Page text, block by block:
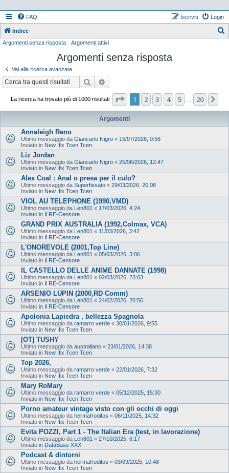
FAQ Login
Iscriviti
Indice
Argomenti senza risposta Argomenti attivi
Argomenti senza risposta
Vai alla ricerca avanzata
Cerca
La ricerca ha trovato più di 1000 risultati Pagina di 20
1 2 3 4 5 20
Argomenti
Annaleigh Reno
Ultimo messaggio da Giancarlo Nigro « 15/07/2026, 0:56
Inviato in New Ifix Tcen Tcen
Liz Jordan
Ultimo messaggio da Giancarlo Nigro « 25/06/2026, 12:47
Inviato in New Ifix Tcen Tcen
Alex Coal : Anal o presa per il culo?
Ultimo messaggio da Superfissato « 29/03/2026, 20:08
Inviato in New Ifix Tcen Tcen
VIOL AU TELEPHONE (1990,VMD)
Ultimo messaggio da Len801 « 17/03/2026, 4:24
Inviato in Il RE-Censore
GRAND PRIX AUSTRALIA (1992,Colmax, VCA)
Ultimo messaggio da Len801 « 11/03/2026, 3:42
Inviato in Il RE-Censore
L'ONOREVOLE (2001,Top Line)
Ultimo messaggio da Len801 « 05/03/2026, 3:06
Inviato in Il RE-Censore
IL CASTELLO DELLE ANIME DANNATE (1998)
Ultimo messaggio da Len801 « 02/03/2026, 23:03
Inviato in Il RE-Censore
ARSENIO LUPIN (2000,RD Comm)
Ultimo messaggio da Len801 « 24/02/2026, 20:56
Inviato in Il RE-Censore
Apolonia Lapiedra , bellezza Spagnola
Ultimo messaggio da ramarro verde « 30/01/2026, 9:55
Inviato in New Ifix Tcen Tcen
[OT] TUSHY
Ultimo messaggio da australiano « 23/01/2026, 14:38
Inviato in New Ifix Tcen Tcen
Top 2026,
Ultimo messaggio da ramarro verde « 22/01/2026, 7:32
Inviato in New Ifix Tcen Tcen
Mary RoMary
Ultimo messaggio da ramarro verde « 05/12/2025, 15:30
Inviato in New Ifix Tcen Tcen
Porno amateur vintage visto con gli occhi di oggi
Ultimo messaggio da hermafroditos « 06/11/2025, 14:32
Inviato in New Ifix Tcen Tcen
Evita POZZI, Part 1 - The Italian Era (test, in lavorazione)
Ultimo messaggio da Len801 « 27/10/2025, 6:17
Inviato in DataBase XXX
Podcast & dintorni
Ultimo messaggio da hermafroditos « 03/09/2025, 10:48
Inviato in New Ifix Tcen Tcen